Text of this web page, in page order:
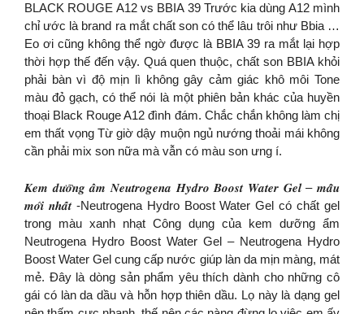
BLACK ROUGE A12 vs BBIA 39 Trước kia dùng A12 mình
chỉ ước là brand ra mắt chất son có thể lâu trôi như Bbia …
Eo ơi cũng không thể ngờ được là BBIA 39 ra mắt lại hợp
thời hợp thế đến vậy. Quá quen thuộc, chất son BBIA khỏi
phải bàn vì độ mịn lì không gây cảm giác khô môi Tone
màu đỏ gạch, có thể nói là một phiên bản khác của huyền
thoại Black Rouge A12 đình đám. Chắc chắn không làm chị
em thất vọng Từ giờ dậy muộn ngủ nướng thoải mái không
cần phải mix son nữa mà vẫn có màu son ưng í.
𝑲𝒆𝒎 𝒅𝒖̛𝒐̛̃𝒏𝒈 𝒂̂̉𝒎 𝑵𝒆𝒖𝒕𝒓𝒐𝒈𝒆𝒏𝒂 𝑯𝒚𝒅𝒓𝒐 𝑩𝒐𝒐𝒔𝒕 𝑾𝒂𝒕𝒆𝒓 𝑮𝒆𝒍 – 𝒎𝒂̂̃𝒖
𝒎𝒐̛́𝒊 𝒏𝒉𝒂̂́𝒕 -Neutrogena Hydro Boost Water Gel có chất gel
trong màu xanh nhạt Công dụng của kem dưỡng ẩm
Neutrogena Hydro Boost Water Gel – Neutrogena Hydro
Boost Water Gel cung cấp nước giúp làn da mịn màng, mát
mẻ. Đây là dòng sản phẩm yêu thích dành cho những cô
gái có làn da dầu và hỗn hợp thiên dầu. Lọ này là dạng gel